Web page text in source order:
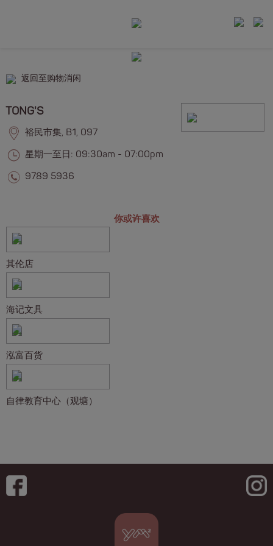
返回至购物消闲
TONG'S
裕民市集, B1, 097
星期一至日: 09:30am - 07:00pm
9789 5936
你或许喜欢
其伦店
海记文具
泓富百货
自律教育中心（观塘）